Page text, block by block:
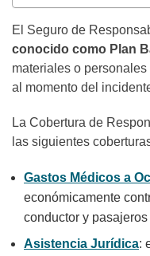
El Seguro de
conocido como Plan
materiales o
al momento del
La Cobertura de
las siguientes
Gastos Médicos a
económicamente
conductor y
Asistencia Jurídica: